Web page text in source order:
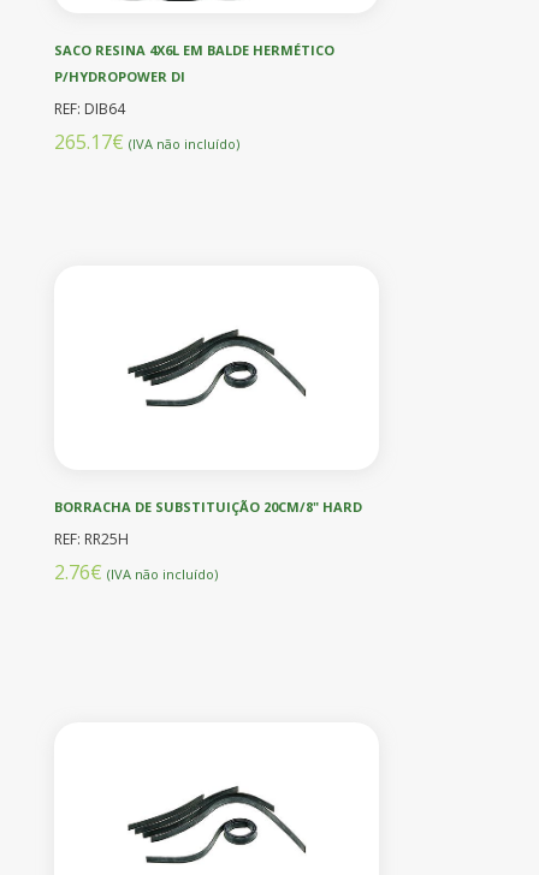
SACO RESINA 4X6L EM BALDE HERMÉTICO
P/HYDROPOWER DI
REF: DIB64
265.17€ (IVA não incluído)
BORRACHA DE SUBSTITUIÇÃO 20CM/8" HARD
REF: RR25H
2.76€ (IVA não incluído)